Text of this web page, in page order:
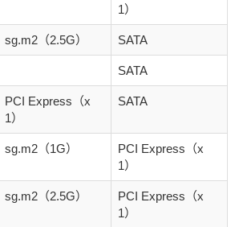
1）
sg.m2（2.5G） SATA
SATA
PCI Express（x
1）
SATA
sg.m2（1G）
PCI Express（x
1）
sg.m2（2.5G）
PCI Express（x
1）